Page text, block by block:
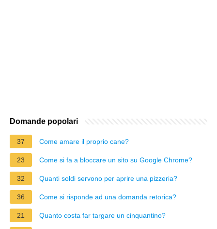
Domande popolari
37 Come amare il proprio cane?
23 Come si fa a bloccare un sito su Google Chrome?
32 Quanti soldi servono per aprire una pizzeria?
36 Come si risponde ad una domanda retorica?
21 Quanto costa far targare un cinquantino?